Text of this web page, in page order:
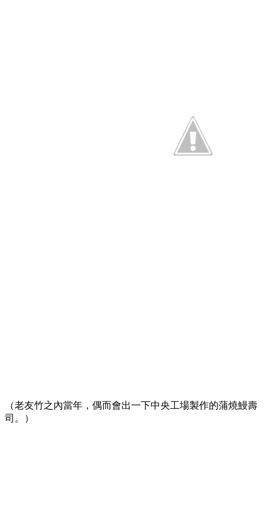
（老友竹之內當年，偶而會出一下中央工場製作的蒲燒鰻壽
司。）